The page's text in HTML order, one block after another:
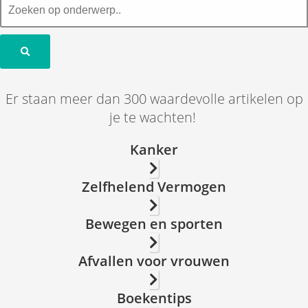
Er staan meer dan 300 waardevolle artikelen op
je te wachten!
Kanker
Zelfhelend Vermogen
Bewegen en sporten
Afvallen voor vrouwen
Boekentips